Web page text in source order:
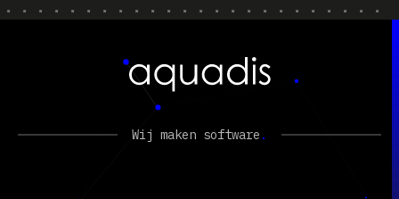
Wij maken software